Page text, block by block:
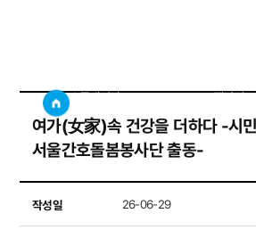
소통게시판 갤러리
여가(女家)속 건강을 더하다 -시
서울간호돌봄봉사단 출동-
작성일 26-06-29